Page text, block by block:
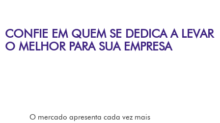
CONFIE EM QUEM SE DEDICA A LEVAR
O MELHOR PARA SUA EMPRESA
O mercado apresenta cada vez mais